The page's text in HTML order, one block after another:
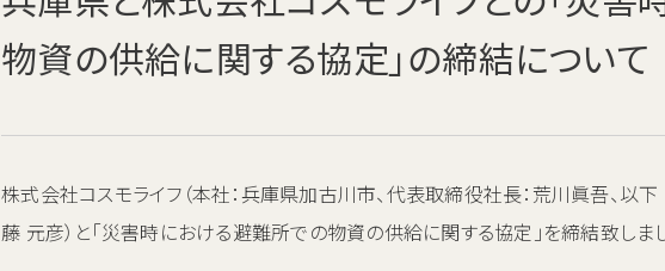
物資の供給に関する協定」の締結について
株式会社コスモライフ（本社：兵庫県加古川市、代表取締役社長：荒川眞吾、以
藤 元彦）と「災害時における避難所での物資の供給に関する協定」を締結致しま